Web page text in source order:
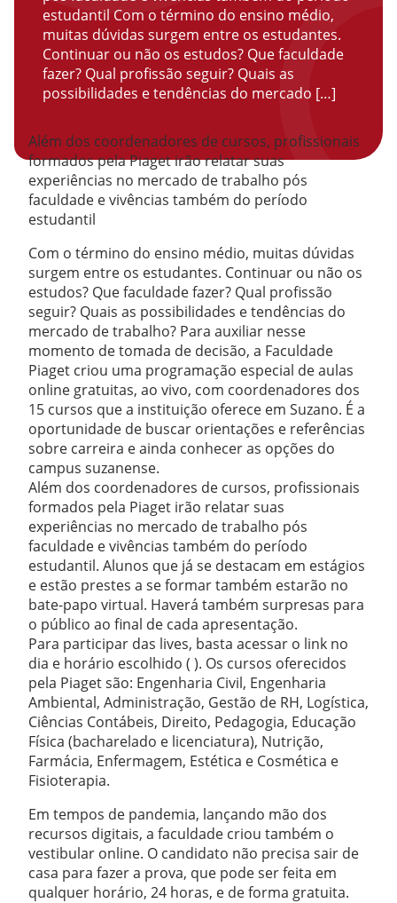
estudantil Com o término do ensino médio,
muitas dúvidas surgem entre os estudantes.
Continuar ou não os estudos? Que faculdade
fazer? Qual profissão seguir? Quais as
possibilidades e tendências do mercado […]
Além dos coordenadores de cursos, profissionais
formados pela Piaget irão relatar suas
experiências no mercado de trabalho pós
faculdade e vivências também do período
estudantil
Com o término do ensino médio, muitas dúvidas
surgem entre os estudantes. Continuar ou não os
estudos? Que faculdade fazer? Qual profissão
seguir? Quais as possibilidades e tendências do
mercado de trabalho? Para auxiliar nesse
momento de tomada de decisão, a Faculdade
Piaget criou uma programação especial de aulas
online gratuitas, ao vivo, com coordenadores dos
15 cursos que a instituição oferece em Suzano. É a
oportunidade de buscar orientações e referências
sobre carreira e ainda conhecer as opções do
campus suzanense.
Além dos coordenadores de cursos, profissionais
formados pela Piaget irão relatar suas
experiências no mercado de trabalho pós
faculdade e vivências também do período
estudantil. Alunos que já se destacam em estágios
e estão prestes a se formar também estarão no
bate-papo virtual. Haverá também surpresas para
o público ao final de cada apresentação.
Para participar das lives, basta acessar o link no
dia e horário escolhido ( ). Os cursos oferecidos
pela Piaget são: Engenharia Civil, Engenharia
Ambiental, Administração, Gestão de RH, Logística,
Ciências Contábeis, Direito, Pedagogia, Educação
Física (bacharelado e licenciatura), Nutrição,
Farmácia, Enfermagem, Estética e Cosmética e
Fisioterapia.
Em tempos de pandemia, lançando mão dos
recursos digitais, a faculdade criou também o
vestibular online. O candidato não precisa sair de
casa para fazer a prova, que pode ser feita em
qualquer horário, 24 horas, e de forma gratuita.